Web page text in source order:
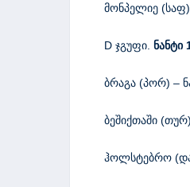
მონპელიე
D ჯგუფი. ნანტი
ბრაგა (პორ) –
ბეშიქთაში
ჰოლსტებრო